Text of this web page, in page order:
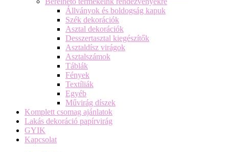
Állványok és boldogság kapuk
Szék dekorációk
Asztal dekorációk
Desszertasztal kiegészítők
Asztaldísz virágok
Asztalszámok
Táblák
Fények
Textíliák
Egyéb
Művirág díszek
Komplett csomag ajánlatok
Lakás dekoráció papírvirág
GYIK
Kapcsolat